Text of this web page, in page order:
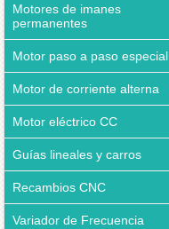
Motores de imanes
permanentes
Motor paso a paso especial
Motor de corriente alterna
Motor eléctrico CC
Guías lineales y carros
Recambios CNC
Variador de Frecuencia